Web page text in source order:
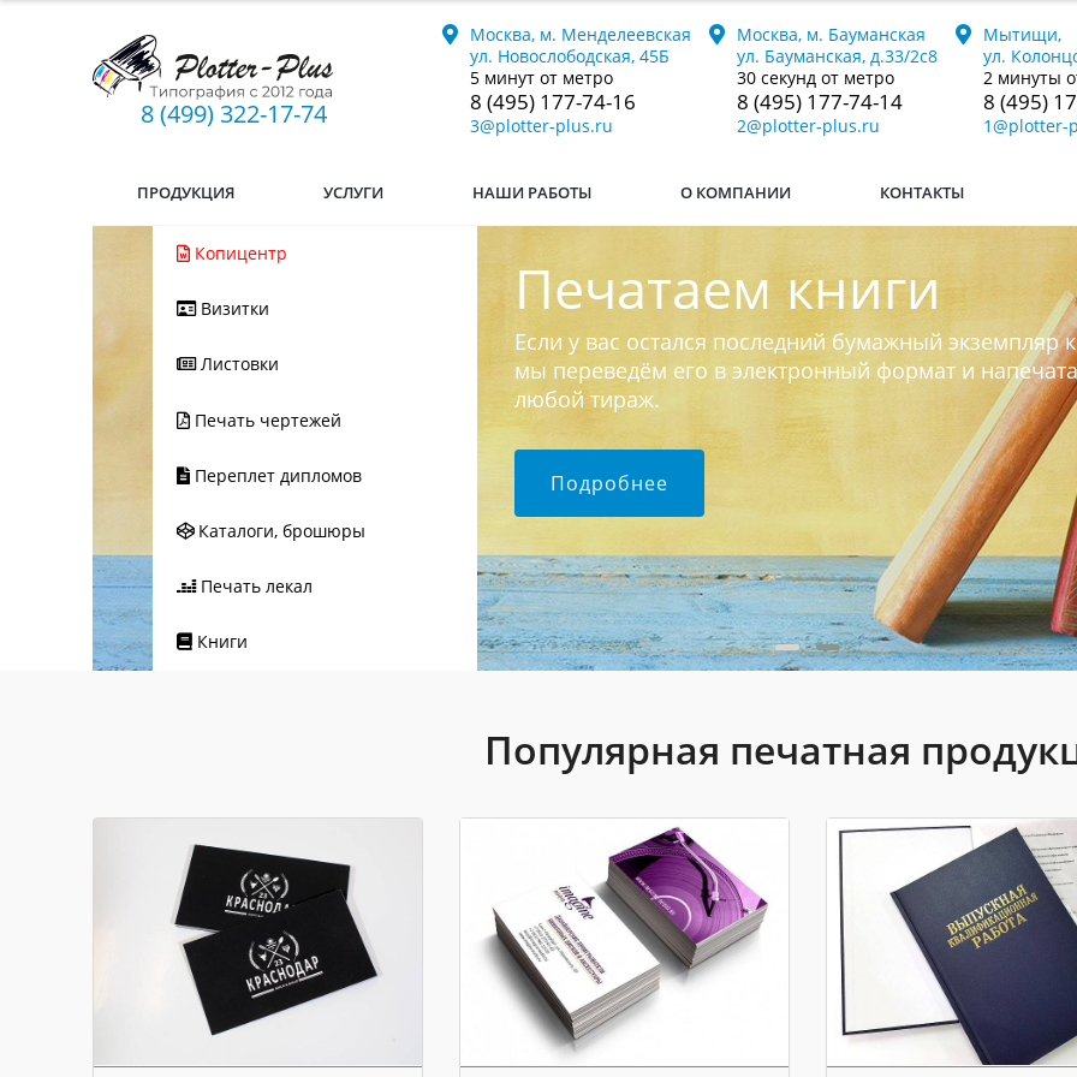
8 (499) 322-17-74
Москва, м. Менделеевская
ул. Новослободская, 45Б
5 минут от метро
8 (495) 177-74-16
3@plotter-plus.ru
Москва, м. Бауманская
ул. Бауманская, д.33/2с8
30 секунд от метро
8 (495) 177-74-14
2@plotter-plus.ru
Мытищи,
ул.
2 минуты
8 (495)
1@plotter-
ПРОДУКЦИЯ УСЛУГИ НАШИ РАБОТЫ О КОМПАНИИ КОНТАКТЫ
Копицентр
Визитки
Листовки
Печать чертежей
Переплет дипломов
Каталоги, брошюры
Печать лекал
Книги
Печатаем книги
Если у вас остался последний бумажный экземпляр
мы переведём его в электронный формат и
любой тираж.
Подробнее
Популярная печатная